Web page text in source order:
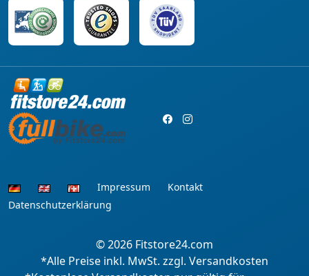
Impressum
Kontakt
Datenschutzerklärung
© 2026 Fitstore24.com
*Alle Preise inkl. MwSt. zzgl. Versandkosten